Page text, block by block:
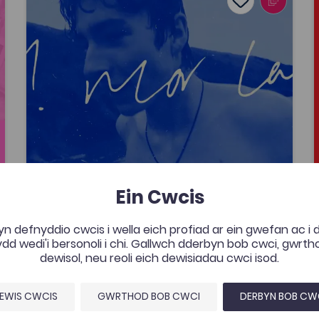
Add to
Ychwanegwyd: 08/05/2026
fideo cerddorol gan Nico Dafydd
Dyddiad cyhoeddi: 2026 Add to favourites
Lafant, ‘O! Mor Las’ gan Lafant, fideo
cerddorol gan Nico Dafydd
Fideo Cerddorol yw’r adnodd a gomisiynwyd
gan y prosiect Fideos Cerddorol Cymraeg
Prifysgol Aberystwyth, wedi gefnogi gan y
Coleg Cymraeg. Mae’r fideo gan un o fandiau
Cymraeg mwyaf cyffrous cyfoes i'w
fwynhau gan gynulleidfa eang.
AGOR
Ein Cwcis
defnyddio cwcis i wella eich profiad ar ein gwefan ac i
wedi'i bersonoli i chi. Gallwch dderbyn bob cwci,
dewisol, neu reoli eich dewisiadau cwci isod.
CWCIS GWRTHOD BOB CWCI DERBYN BOB